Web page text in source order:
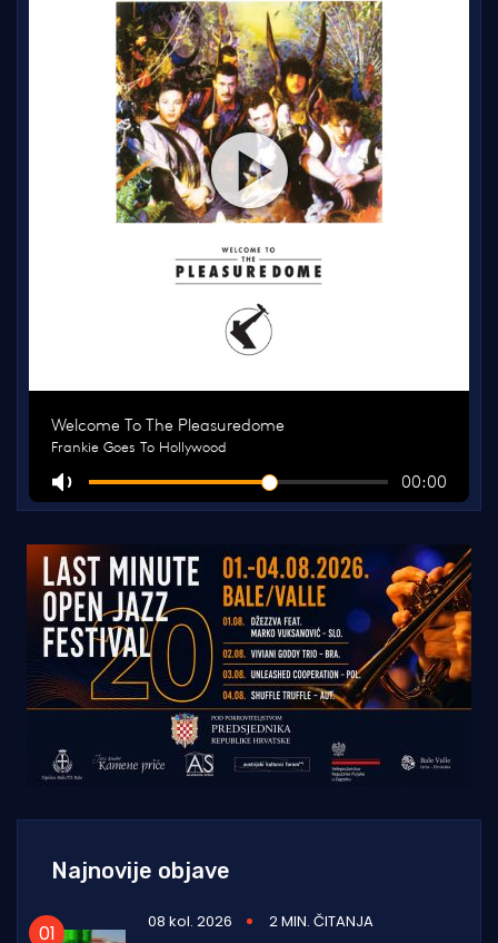
Najnovije objave
08 kol. 2026
2 MIN. ČITANJA